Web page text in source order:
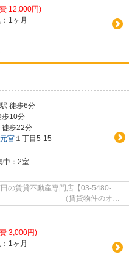
12,000円)
1ヶ月
駅 徒歩6分
歩10分
徒歩22分
元宮 １丁目5-15
： 2室
の賃貸不動産専門店【03-5480-
さい！！ （賃貸物件のオス
3,000円)
1ヶ月